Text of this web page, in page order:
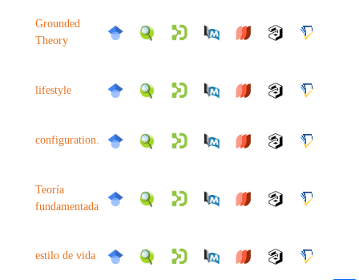
Grounded
Theory
lifestyle
configuration.
Teoría
fundamentada
estilo de vida